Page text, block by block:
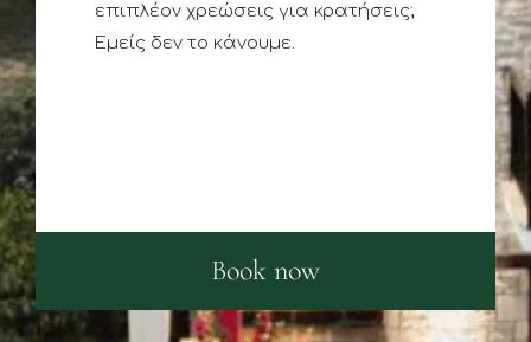
επιπλέον χρεώσεις για κρατήσεις;
Εμείς δεν το κάνουμε.
Book now